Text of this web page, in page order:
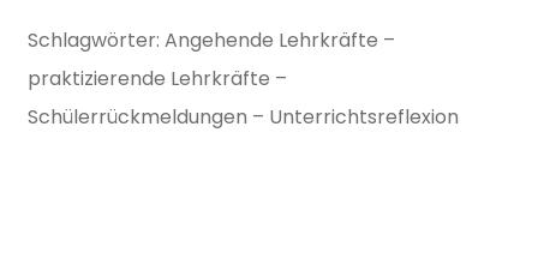
Schlagwörter: Angehende Lehrkräfte –
praktizierende Lehrkräfte –
Schülerrückmeldungen – Unterrichtsreflexion